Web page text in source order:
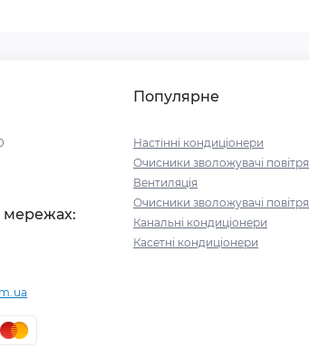
мережах:
Популярне
Настінні кондиціонери
Очисники зволожувачі повітря
Вентиляція
Очисники зволожувачі повітря
Канальні кондиціонери
Касетні кондиціонери